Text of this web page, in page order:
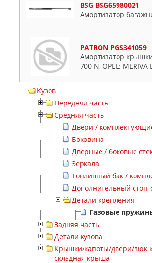
BSG BSG65980021
Амортизатор
PATRON PGS341059
Амортизатор
700 N, OPEL: MERIVA
Кузов
Передняя часть
Средняя часть
Двери /
Боковина
Дверные / боковые
Зеркала
Топливный бак /
Дополнительный стоп-
Детали крепления
Газовые
Задняя часть
Детали кузова
Крышки/капоты/двери/люк
складная крыша